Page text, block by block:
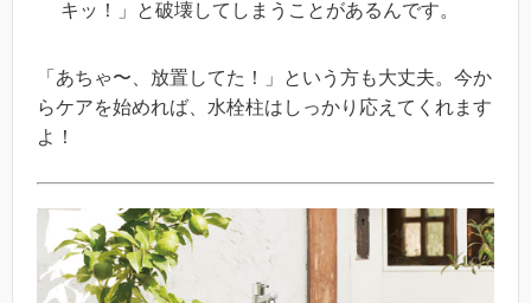
キッ！」と破壊してしまうことがあるんです。
「あちゃ〜、放置してた！」という方も大丈夫。今か
らケアを始めれば、水栓柱はしっかり応えてくれます
よ！